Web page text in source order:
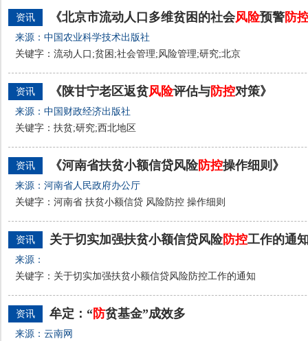
资讯 《北京市流动人口多维贫困的社会风险预警防
来源：中国农业科学技术出版社
关键字：流动人口;贫困;社会管理;风险管理;研究;北京
资讯 《陕甘宁老区返贫风险评估与防控对策》
来源：中国财政经济出版社
关键字：扶贫;研究;西北地区
资讯 《河南省扶贫小额信贷风险防控操作细则》
来源：河南省人民政府办公厅
关键字：河南省 扶贫小额信贷 风险防控 操作细则
资讯 关于切实加强扶贫小额信贷风险防控工作的通
来源：
关键字：关于切实加强扶贫小额信贷风险防控工作的通知
资讯 牟定：“防贫基金”成效多
来源：云南网